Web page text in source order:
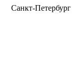
Санкт-Петербург